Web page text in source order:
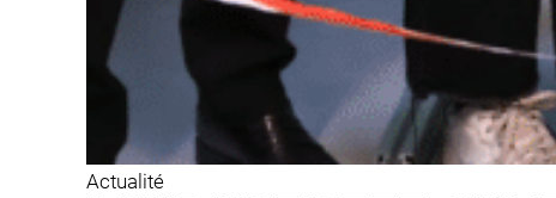
Actualité